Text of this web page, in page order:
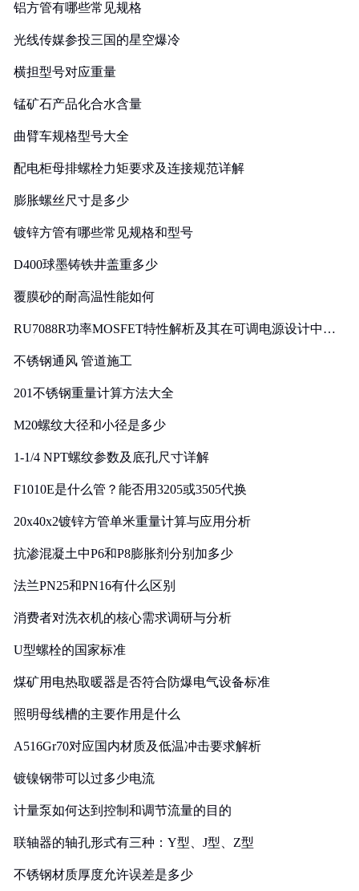
铝方管有哪些常见规格
光线传媒参投三国的星空爆冷
横担型号对应重量
锰矿石产品化合水含量
曲臂车规格型号大全
配电柜母排螺栓力矩要求及连接规范详解
膨胀螺丝尺寸是多少
镀锌方管有哪些常见规格和型号
D400球墨铸铁井盖重多少
覆膜砂的耐高温性能如何
RU7088R功率MOSFET特性解析及其在可调电源设计中的
不锈钢通风 管道施工
201不锈钢重量计算方法大全
M20螺纹大径和小径是多少
1-1/4 NPT螺纹参数及底孔尺寸详解
F1010E是什么管？能否用3205或3505代换
20x40x2镀锌方管单米重量计算与应用分析
抗渗混凝土中P6和P8膨胀剂分别加多少
法兰PN25和PN16有什么区别
消费者对洗衣机的核心需求调研与分析
U型螺栓的国家标准
煤矿用电热取暖器是否符合防爆电气设备标准
照明母线槽的主要作用是什么
A516Gr70对应国内材质及低温冲击要求解析
镀镍钢带可以过多少电流
计量泵如何达到控制和调节流量的目的
联轴器的轴孔形式有三种：Y型、J型、Z型
不锈钢材质厚度允许误差是多少